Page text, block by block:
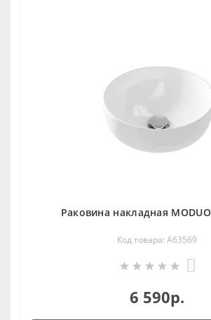
Раковина накладная
Код товара: A63569
6 590р.